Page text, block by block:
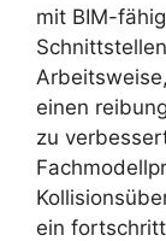
mit BIM-
einen
zu
ein